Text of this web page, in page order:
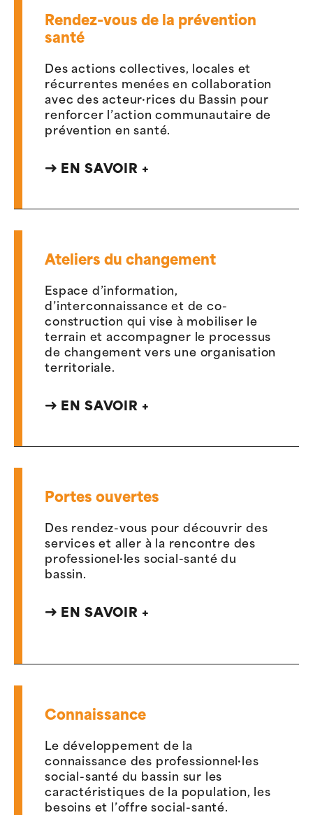
Rendez-vous de la prévention
santé
Des actions collectives, locales et
récurrentes menées en collaboration
avec des acteur·rices du Bassin pour
renforcer l’action communautaire de
prévention en santé.
EN SAVOIR +
Ateliers du changement
Espace d’information,
d’interconnaissance et de co-
construction qui vise à mobiliser le
terrain et accompagner le processus
de changement vers une organisation
territoriale.
EN SAVOIR +
Portes ouvertes
Des rendez-vous pour découvrir des
services et aller à la rencontre des
professionel·les social-santé du
bassin.
EN SAVOIR +
Connaissance
Le développement de la
connaissance des professionnel·les
social-santé du bassin sur les
caractéristiques de la population, les
besoins et l’offre social-santé.